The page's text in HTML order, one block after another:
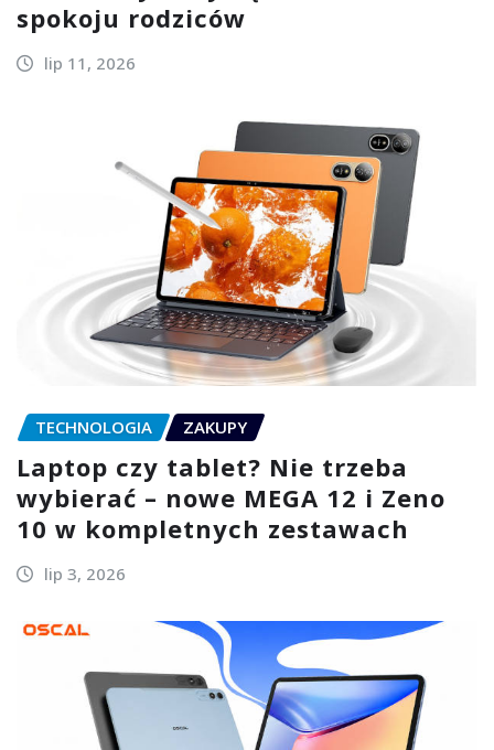
spokoju rodziców
lip 11, 2026
TECHNOLOGIA ZAKUPY
Laptop czy tablet? Nie trzeba
wybierać – nowe MEGA 12 i Zeno
10 w kompletnych zestawach
lip 3, 2026